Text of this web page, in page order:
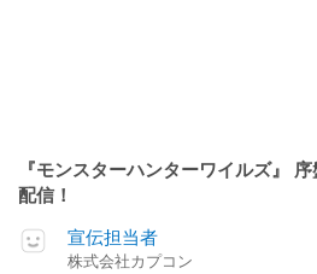
『モンスターハンターワイルズ』
配信！
宣伝担当者
株式会社カプコン